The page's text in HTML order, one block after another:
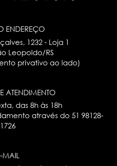
ENDEREÇO
1232 - Loja 1
Leopoldo/RS
privativo ao lado)
ATENDIMENTO
das 8h às 18h
através do51 98128-
1726
MAIL